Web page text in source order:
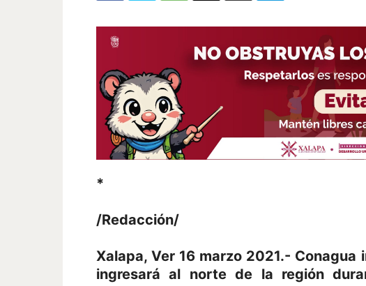
*
/Redacción/
Xalapa, Ver 16 marzo 2021.-
ingresará al norte de la región